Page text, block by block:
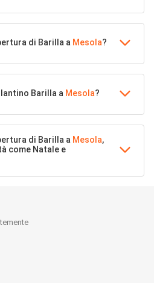
di Barilla a Mesola?
Barilla a Mesola?
di Barilla a Mesola,
come Natale e